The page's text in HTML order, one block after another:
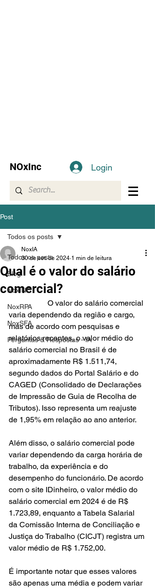
NOxInc Login
Post
Todos os posts
Blog
NoxINC
NoxRPA
NoxSFA
Perguntas & Respostas - IA
Todos os posts
Qual é o valor do salário
comercial?
NoxIA
30 de set. de 2024 1 min de leitura
		O valor do salário comercial
varia dependendo da região e cargo,
mas de acordo com pesquisas e
relatórios recentes, o valor médio do
salário comercial no Brasil é de
aproximadamente R$ 1.511,74,
segundo dados do Portal Salário e do
CAGED (Consolidado de Declarações
de Impressão de Guia de Recolha de
Tributos). Isso representa um reajuste
de 1,95% em relação ao ano anterior.
Além disso, o salário comercial pode
variar dependendo da carga horária de
trabalho, da experiência e do
desempenho do funcionário. De acordo
com o site IDinheiro, o valor médio do
salário comercial em 2024 é de R$
1.723,89, enquanto a Tabela Salarial
da Comissão Interna de Conciliação e
Justiça do Trabalho (CICJT) registra um
valor médio de R$ 1.752,00.
É importante notar que esses valores
são apenas uma média e podem variar